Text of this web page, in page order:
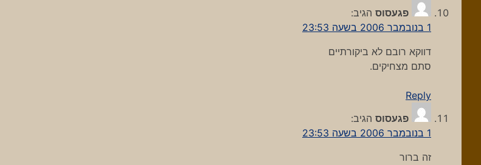
פגעסוס הגיב:
1 בנובמבר 2006 בשעה 23:53
דווקא רובם לא ביקורתיים
סתם מצחיקים.
Reply
פגעסוס הגיב:
1 בנובמבר 2006 בשעה 23:53
זה ברור